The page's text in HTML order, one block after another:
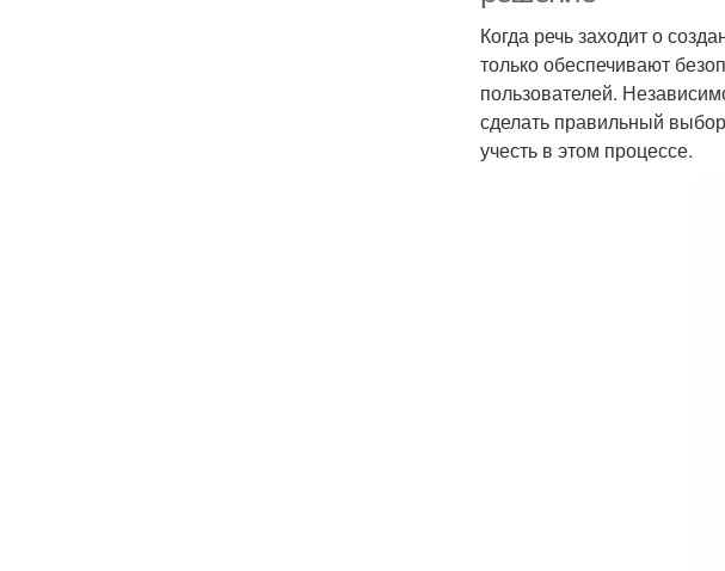
Когда речь заходит о
только обеспечивают
пользователей.
сделать правильный
учесть в этом процессе.